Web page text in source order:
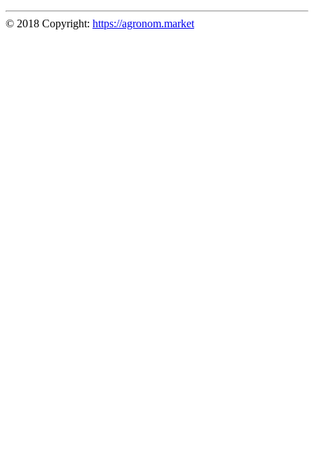
© 2018 Copyright: https://agronom.market